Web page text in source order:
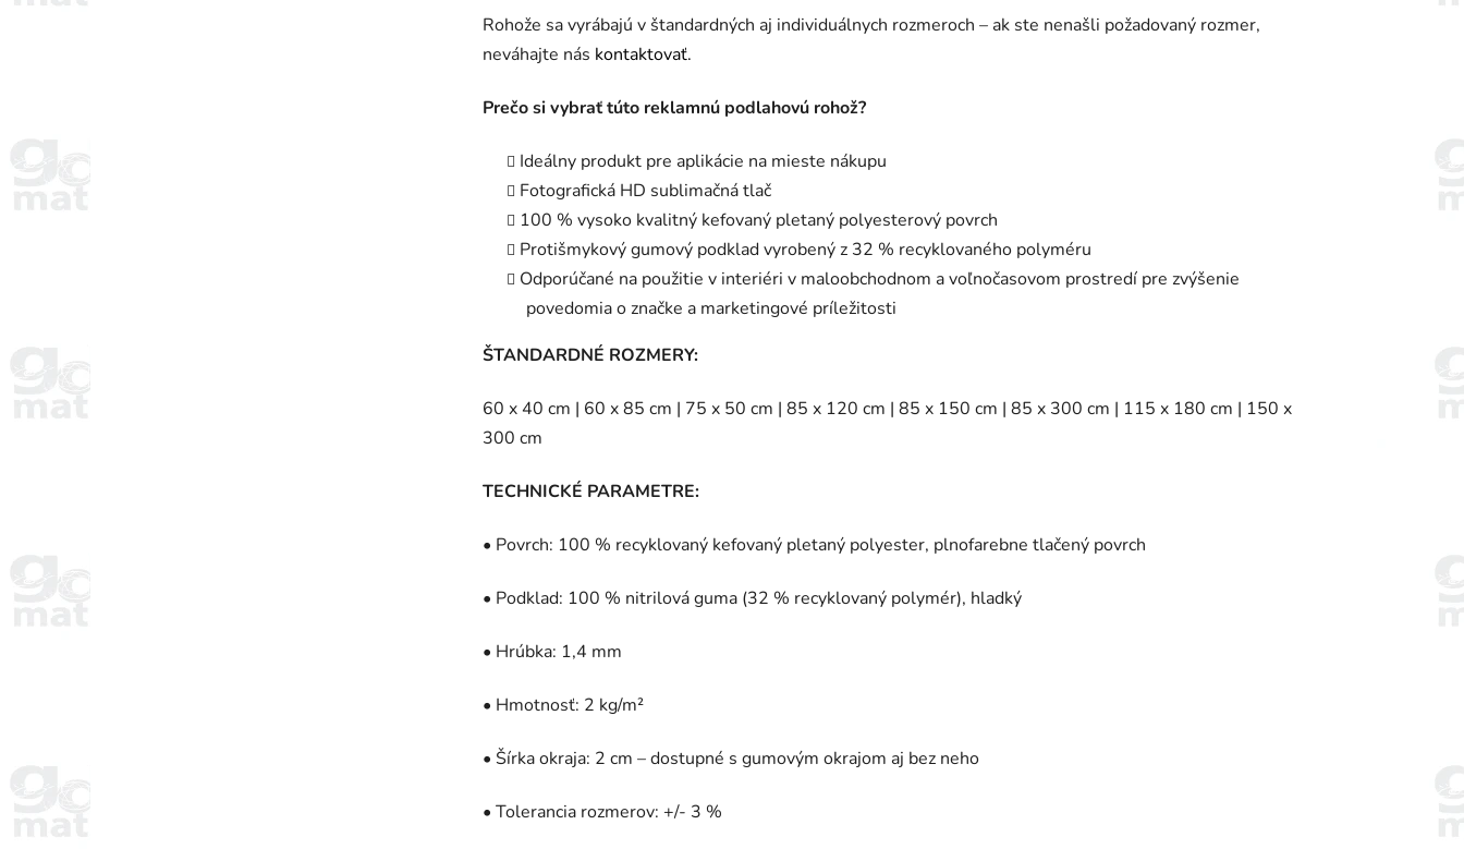
Rohože sa vyrábajú v štandardných aj individuálnych rozmeroch – ak ste nenašli požadovaný rozmer,
neváhajte nás kontaktovať.
Prečo si vybrať túto reklamnú podlahovú rohož?
Ideálny produkt pre aplikácie na mieste nákupu
Fotografická HD sublimačná tlač
100 % vysoko kvalitný kefovaný pletaný polyesterový povrch
Protišmykový gumový podklad vyrobený z 32 % recyklovaného polyméru
Odporúčané na použitie v interiéri v maloobchodnom a voľnočasovom prostredí pre zvýšenie
povedomia o značke a marketingové príležitosti
ŠTANDARDNÉ ROZMERY:
60 x 40 cm | 60 x 85 cm | 75 x 50 cm | 85 x 120 cm | 85 x 150 cm | 85 x 300 cm | 115 x 180 cm | 150 x
300 cm
TECHNICKÉ PARAMETRE:
• Povrch: 100 % recyklovaný kefovaný pletaný polyester, plnofarebne tlačený povrch
• Podklad: 100 % nitrilová guma (32 % recyklovaný polymér), hladký
• Hrúbka: 1,4 mm
• Hmotnosť: 2 kg/m²
• Šírka okraja: 2 cm – dostupné s gumovým okrajom aj bez neho
• Tolerancia rozmerov: +/- 3 %